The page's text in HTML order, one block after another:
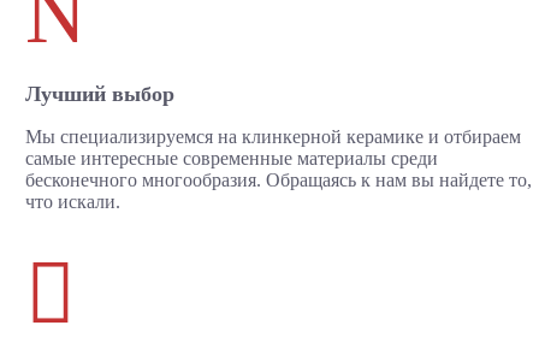
Лучший выбор
Мы специализируемся на клинкерной керамике и отбираем
самые интересные современные материалы среди
бесконечного многообразия. Обращаясь к нам вы найдете то,
что искали.
